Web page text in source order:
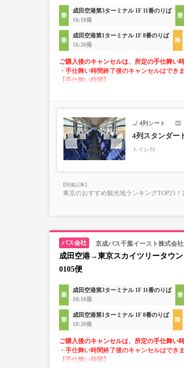
成田空港第3ターミナル 1F 11番のりば
16:10発
成田空港第1ターミナル 1F 8番のりば
16:20発
ご購入後のキャンセルは、所定の手仕舞い
・手仕舞い時間終了後のキャンセルはでき
【手仕舞い時間】
・AM2～5時の間は「予約・変更」が出
・「空席状況」はリアルタイムではな
・小人運賃は大人運賃の半額
・フリーWi-Fi対応（京成バス運行便のみ
・乗務員1名にて運行
4列シート
4列スタンダー
トイレ付
東京のおすすめ観光地ランキングTOP25
京成バス千葉イースト株式会
成田空港→東京スカイツリータウン
0105便
成田空港第3ターミナル 1F 11番のりば
18:10発
成田空港第1ターミナル 1F 8番のりば
18:20発
ご購入後のキャンセルは、所定の手仕舞い
・手仕舞い時間終了後のキャンセルはでき
【手仕舞い時間】